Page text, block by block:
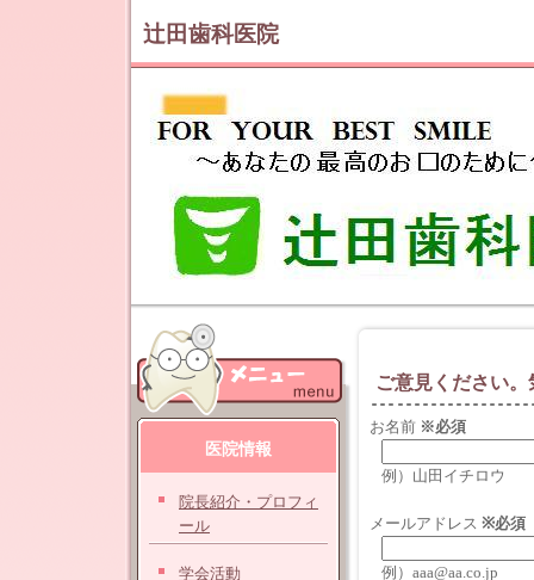
辻田歯科医院
医院情報
院長紹介・プロフィ
ール
学会活動
ご意見ください
お名前 ※必須
例）山田イチロウ
メールアドレス ※必須
例）aaa@aa.co.jp